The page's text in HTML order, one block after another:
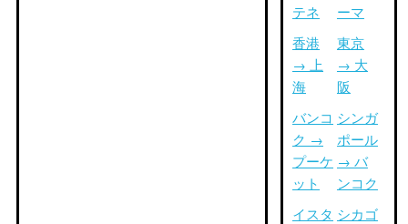
テネ
香港
→ 上
海
バンコ
ク →
プーケ
ット
イスタ
ーマ
東京
→ 大
阪
シンガ
ポール
→ バ
ンコク
シカゴ